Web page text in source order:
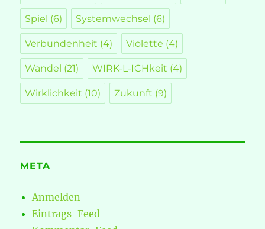
Spiel (6) Systemwechsel (6)
Verbundenheit (4) Violette (4)
Wandel (21) WIRK-L-ICHkeit (4)
Wirklichkeit (10) Zukunft (9)
META
Anmelden
Eintrags-Feed